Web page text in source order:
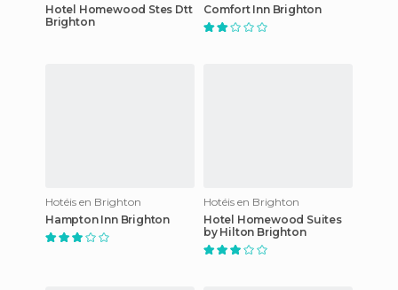
Hotel Homewood Stes Dtt
Brighton
Comfort Inn Brighton
Hotéis en Brighton
Hampton Inn Brighton
Hotéis en Brighton
Hotel Homewood Suites
by Hilton Brighton